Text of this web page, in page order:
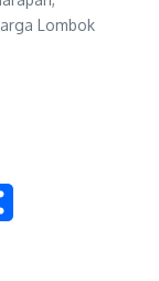
Lombok